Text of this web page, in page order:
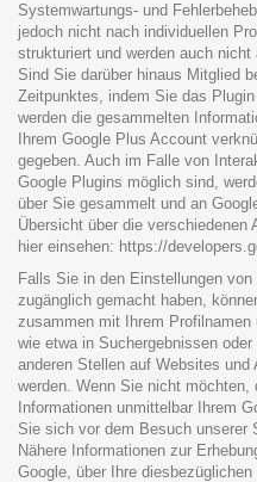
Systemwartungs- und
jedoch nicht nach individuellen
strukturiert und werden auch nicht
Sind Sie darüber hinaus Mitglied
Zeitpunktes, indem Sie das
werden die gesammelten
Ihrem Google Plus Account
gegeben. Auch im Falle von
Google Plugins möglich sind,
über Sie gesammelt und an
Übersicht über die verschiedenen
hier einsehen: https://
Falls Sie in den Einstellungen
zugänglich gemacht haben,
zusammen mit Ihrem
wie etwa in Suchergebnissen
anderen Stellen auf Websites
werden. Wenn Sie nicht
Informationen unmittelbar Ihrem
Sie sich vor dem Besuch unserer
Nähere Informationen zur
Google, über Ihre